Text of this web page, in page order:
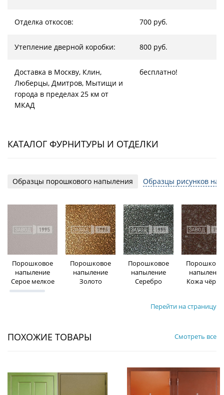
Отделка откосов: 700 руб.
Утепление дверной коробки: 800 руб.
Доставка в Москву, Клин,
Люберцы, Дмитров, Мытищи и
города в пределах 25 км от
МКАД
бесплатно!
КАТАЛОГ ФУРНИТУРЫ И ОТДЕЛКИ
Образцы порошкового напыления Образцы рисунков на
Порошковое
напыление
Серое мелкое
Порошковое
напыление
Золото
Порошковое
напыление
Серебро
напыление
Кожа
Перейти на страницу
ПОХОЖИЕ ТОВАРЫ Смотреть все